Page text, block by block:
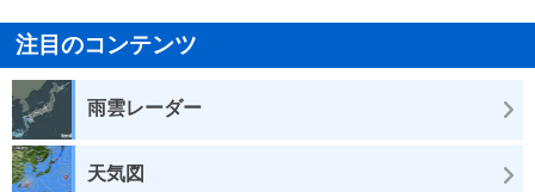
注目のコンテンツ
雨雲レーダー
天気図